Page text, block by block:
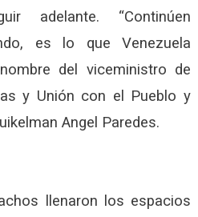
adelante. “Continúen
es lo que Venezuela
del viceministro de
y Unión con el Pueblo y
Angel Paredes.
llenaron los espacios